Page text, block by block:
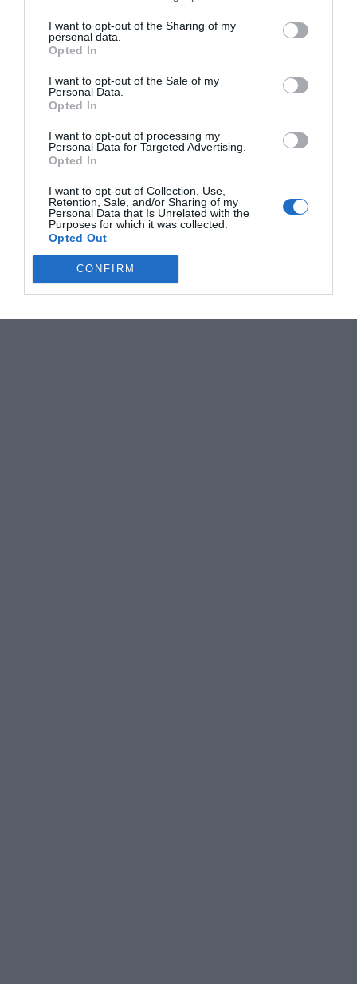
I want to opt-out of the Sharing of my
personal data.
Opted In
I want to opt-out of the Sale of my
Personal Data.
Opted In
I want to opt-out of processing my
Personal Data for Targeted Advertising.
Opted In
I want to opt-out of Collection, Use,
Retention, Sale, and/or Sharing of my
Personal Data that Is Unrelated with the
Purposes for which it was collected.
Opted Out
CONFIRM